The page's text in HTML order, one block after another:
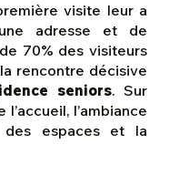
visite leur a
adresse et de
70% des visiteurs
rencontre décisive
seniors. Sur
l’ambiance
espaces et la